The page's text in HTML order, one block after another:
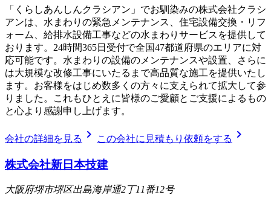
「くらしあんしんクラシアン」でお馴染みの株式会社クラシ
アンは、水まわりの緊急メンテナンス、住宅設備交換・リフ
ォーム、給排水設備工事などの水まわりサービスを提供して
おります。24時間365日受付で全国47都道府県のエリアに対
応可能です。水まわりの設備のメンテナンスや設置、さらに
は大規模な改修工事にいたるまで高品質な施工を提供いたし
ます。お客様をはじめ数多くの方々に支えられて拡大して参
りました。これもひとえに皆様のご愛顧とご支援によるもの
と心より感謝申し上げます。
会社の詳細を見る chevron_right この会社に見積もり依頼をする chevron_right
株式会社新日本技建
大阪府堺市堺区出島海岸通2丁11番12号